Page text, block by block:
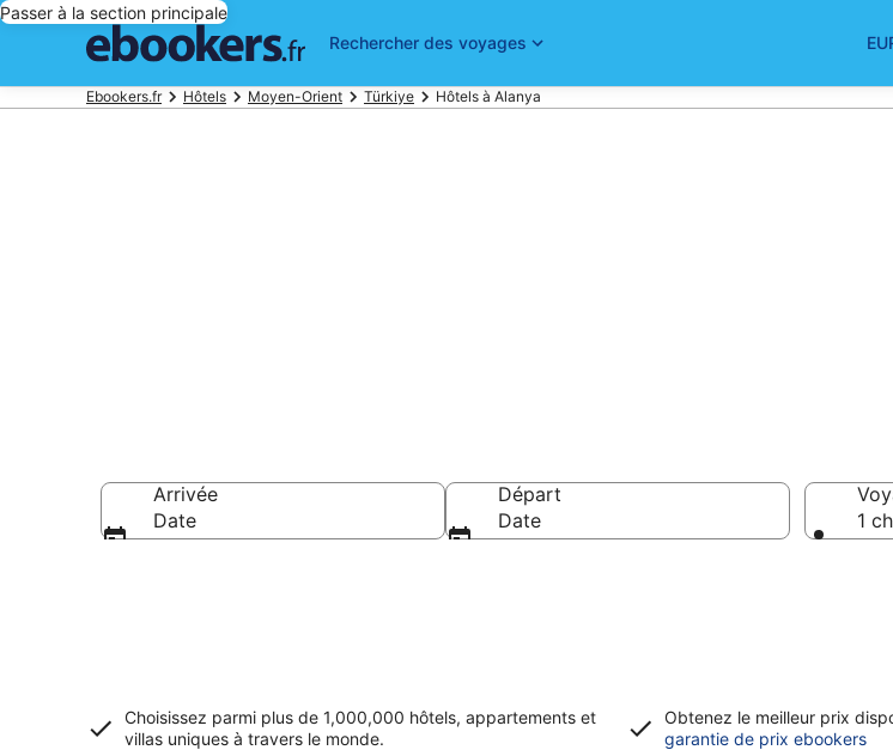
Passer à la section principale
Rechercher des voyages
Ebookers.fr Hôtels Moyen-Orient Türkiye Hôtels à Alanya
Arrivée
Date
Départ
Date
1
Choisissez parmi plus de 1,000,000 hôtels, appartements et
villas uniques à travers le monde.
Obtenez le meilleur prix
garantie de prix ebookers